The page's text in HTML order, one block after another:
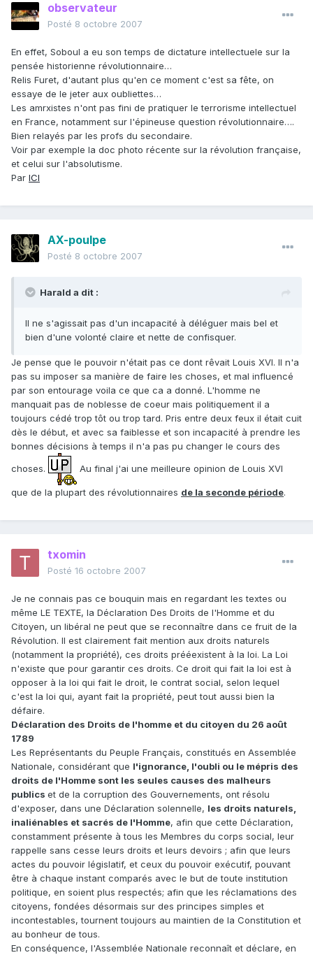
observateur
Posté 8 octobre 2007
En effet, Soboul a eu son temps de dictature intellectuele sur la
pensée historienne révolutionnaire…
Relis Furet, d'autant plus qu'en ce moment c'est sa fête, on
essaye de le jeter aux oubliettes…
Les amrxistes n'ont pas fini de pratiquer le terrorisme intellectuel
en France, notamment sur l'épineuse question révolutionnaire….
Bien relayés par les profs du secondaire.
Voir par exemple la doc photo récente sur la révolution française,
et celui sur l'absolutisme.
Par ICI
AX-poulpe
Posté 8 octobre 2007
Harald a dit :
Il ne s'agissait pas d'un incapacité à déléguer mais bel et
bien d'une volonté claire et nette de confisquer.
Je pense que le pouvoir n'était pas ce dont rêvait Louis XVI. Il n'a
pas su imposer sa manière de faire les choses, et mal influencé
par son entourage voila ce que ca a donné. L'homme ne
manquait pas de noblesse de coeur mais politiquement il a
toujours cédé trop tôt ou trop tard. Pris entre deux feux il était cuit
dès le début, et avec sa faiblesse et son incapacité à prendre les
bonnes décisions à temps il n'a pas pu changer le cours des
choses.
Au final j'ai une meilleure opinion de Louis XVI
que de la plupart des révolutionnaires de la seconde période.
txomin
Posté 16 octobre 2007
Je ne connais pas ce bouquin mais en regardant les textes ou
même LE TEXTE, la Déclaration Des Droits de l'Homme et du
Citoyen, un libéral ne peut que se reconnaître dans ce fruit de la
Révolution. Il est clairement fait mention aux droits naturels
(notamment la propriété), ces droits prééexistent à la loi. La Loi
n'existe que pour garantir ces droits. Ce droit qui fait la loi est à
opposer à la loi qui fait le droit, le contrat social, selon lequel
c'est la loi qui, ayant fait la propriété, peut tout aussi bien la
défaire.
Déclaration des Droits de l'homme et du citoyen du 26 août
1789
Les Représentants du Peuple Français, constitués en Assemblée
Nationale, considérant que l'ignorance, l'oubli ou le mépris des
droits de l'Homme sont les seules causes des malheurs
publics et de la corruption des Gouvernements, ont résolu
d'exposer, dans une Déclaration solennelle, les droits naturels,
inaliénables et sacrés de l'Homme, afin que cette Déclaration,
constamment présente à tous les Membres du corps social, leur
rappelle sans cesse leurs droits et leurs devoirs ; afin que leurs
actes du pouvoir législatif, et ceux du pouvoir exécutif, pouvant
être à chaque instant comparés avec le but de toute institution
politique, en soient plus respectés; afin que les réclamations des
citoyens, fondées désormais sur des principes simples et
incontestables, tournent toujours au maintien de la Constitution et
au bonheur de tous.
En conséquence, l'Assemblée Nationale reconnaît et déclare, en